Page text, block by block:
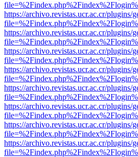
https://archivo.revistas.ucr.ac.cr/
https://archivo.revistas.ucr.ac.cr/
https://archivo.revistas.ucr.ac.cr/
https://archivo.revistas.ucr.ac.cr/
https://archivo.revistas.ucr.ac.cr/
https://archivo.revistas.ucr.ac.cr/
https://archivo.revistas.ucr.ac.cr/
https://archivo.revistas.ucr.ac.cr/